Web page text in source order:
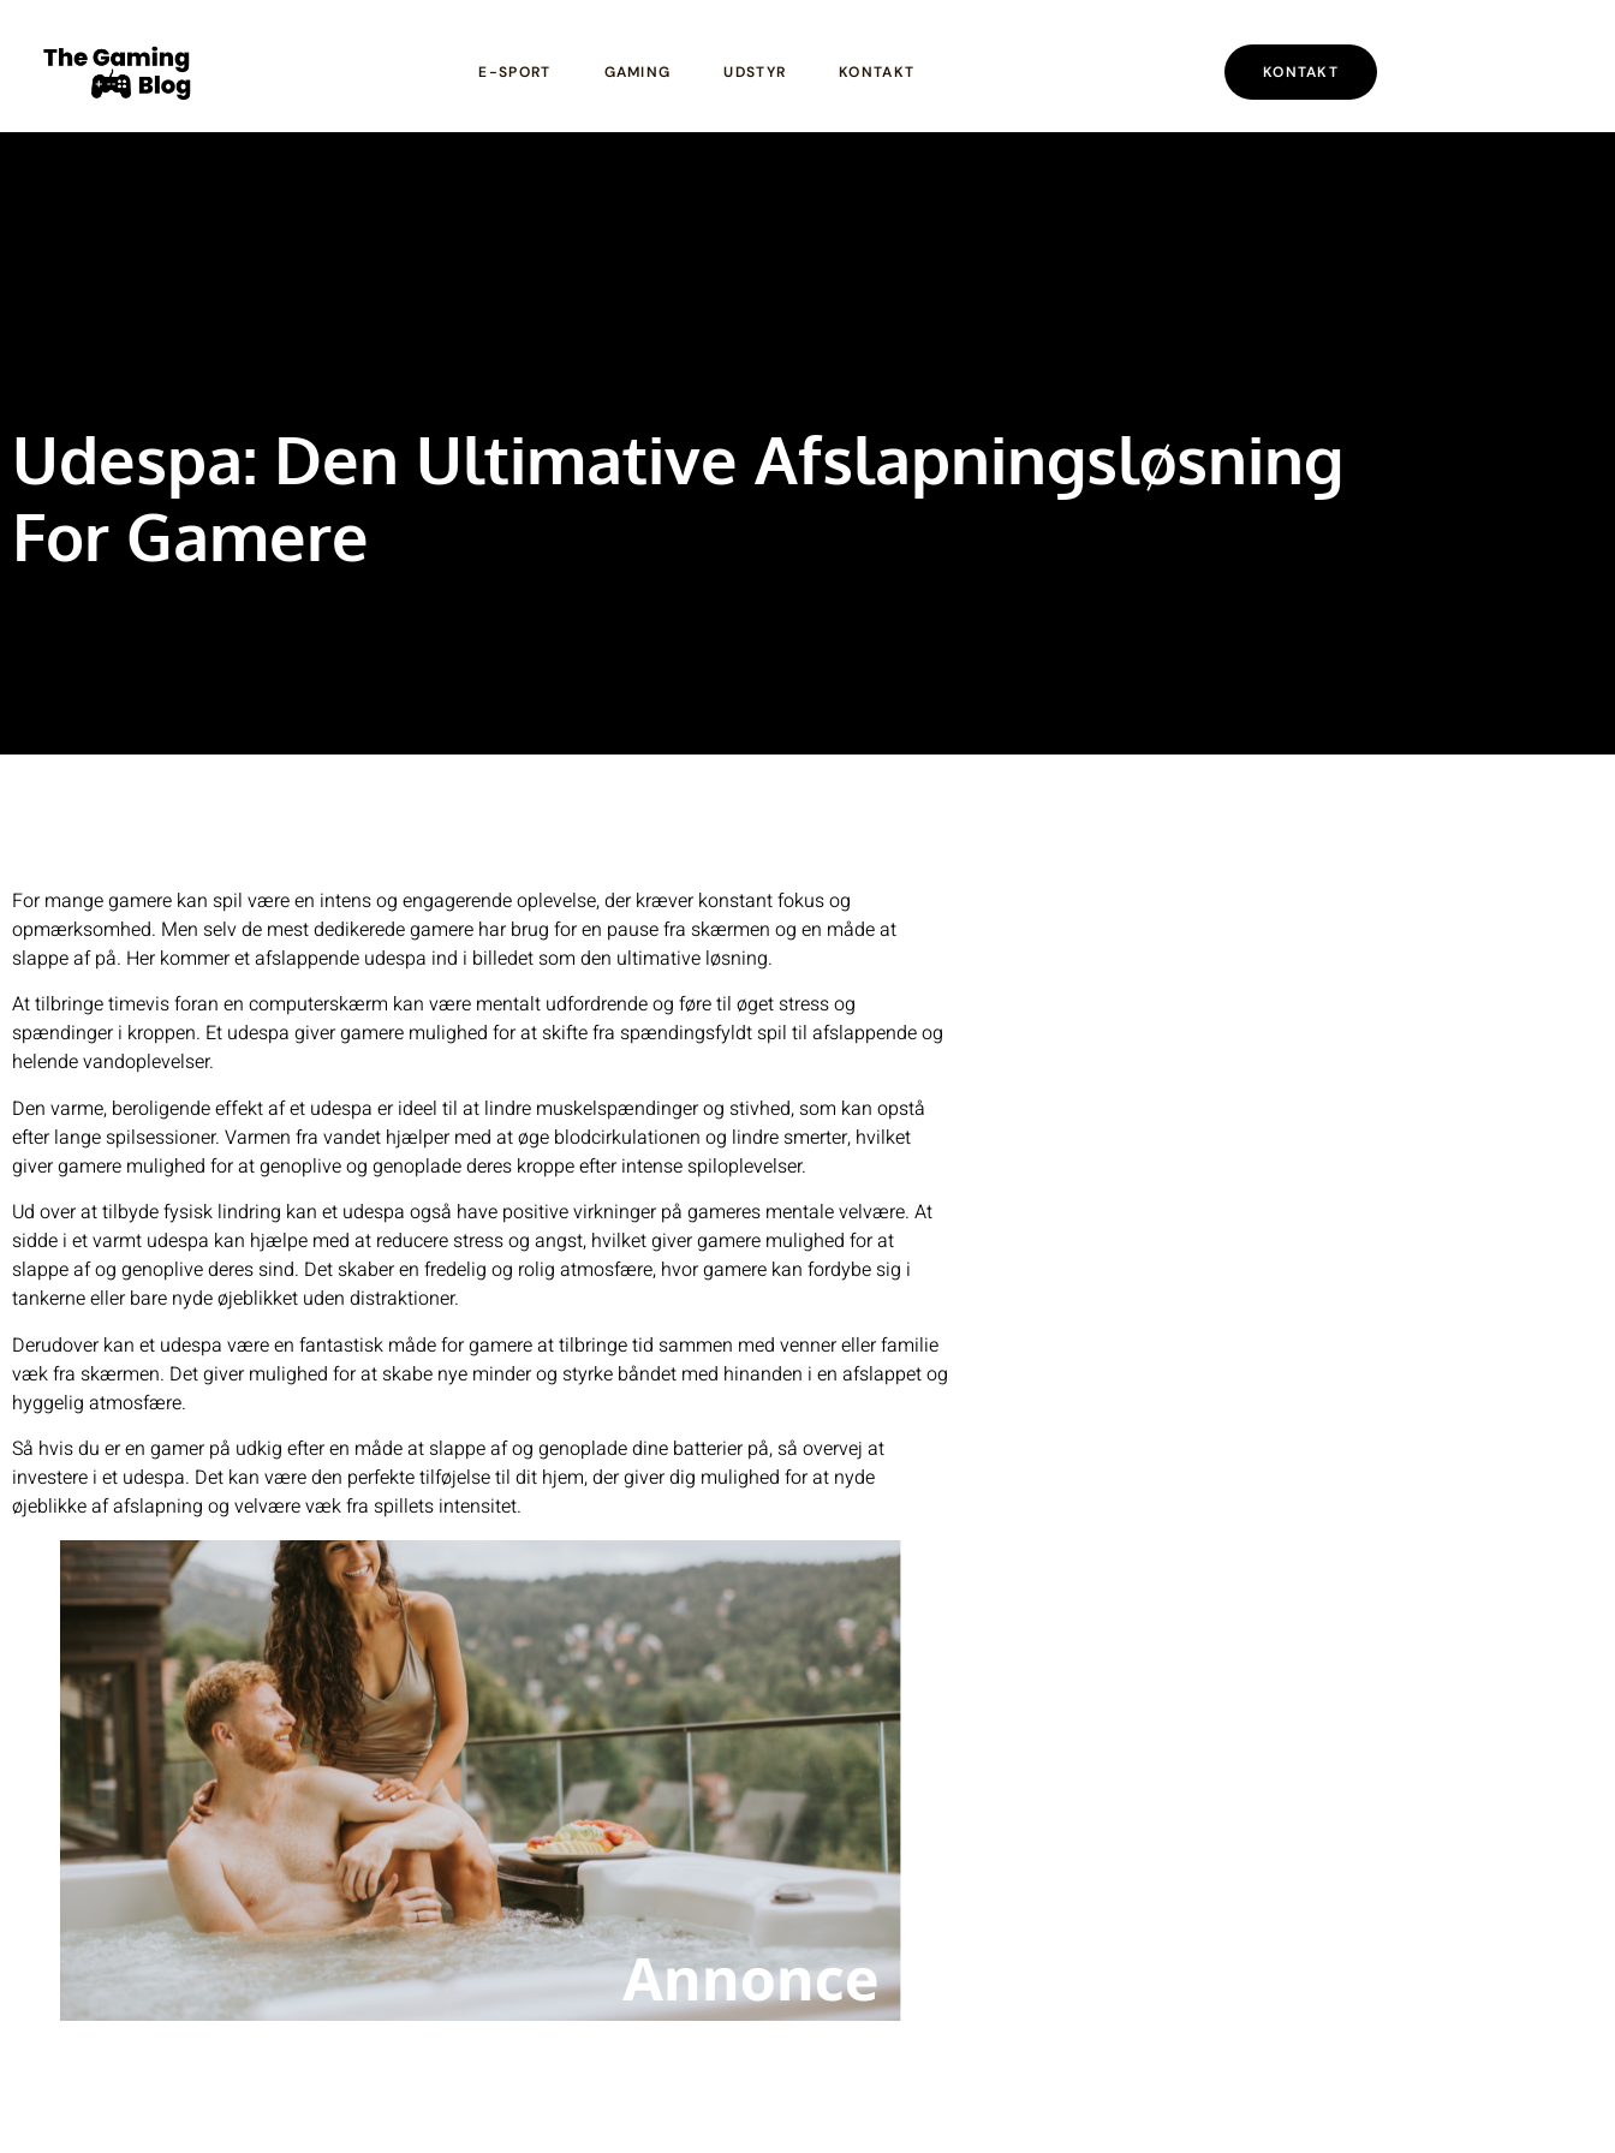
E-SPORT GAMING UDSTYR KONTAKT KONTAKT
Udespa: Den Ultimative Afslapningsløsning
For Gamere
For mange gamere kan spil være en intens og engagerende oplevelse, der kræver konstant fokus og
opmærksomhed. Men selv de mest dedikerede gamere har brug for en pause fra skærmen og en måde at
slappe af på. Her kommer etafslappende udespa ind i billedet som den ultimative løsning.
At tilbringe timevis foran en computerskærm kan være mentalt udfordrende og føre til øget stress og
spændinger i kroppen. Et udespa giver gamere mulighed for at skifte fra spændingsfyldt spil til afslappende og
helende vandoplevelser.
Den varme, beroligende effekt af et udespa er ideel til at lindre muskelspændinger og stivhed, som kan opstå
efter lange spilsessioner. Varmen fra vandet hjælper med at øge blodcirkulationen og lindre smerter, hvilket
giver gamere mulighed for at genoplive og genoplade deres kroppe efter intense spiloplevelser.
Ud over at tilbyde fysisk lindring kan et udespa også have positive virkninger på gameres mentale velvære. At
sidde i et varmt udespa kan hjælpe med at reducere stress og angst, hvilket giver gamere mulighed for at
slappe af og genoplive deres sind. Det skaber en fredelig og rolig atmosfære, hvor gamere kan fordybe sig i
tankerne eller bare nyde øjeblikket uden distraktioner.
Derudover kan et udespa være en fantastisk måde for gamere at tilbringe tid sammen med venner eller familie
væk fra skærmen. Det giver mulighed for at skabe nye minder og styrke båndet med hinanden i en afslappet og
hyggelig atmosfære.
Så hvis du er en gamer på udkig efter en måde at slappe af og genoplade dine batterier på, så overvej at
investere i et udespa. Det kan være den perfekte tilføjelse til dit hjem, der giver dig mulighed for at nyde
øjeblikke af afslapning og velvære væk fra spillets intensitet.